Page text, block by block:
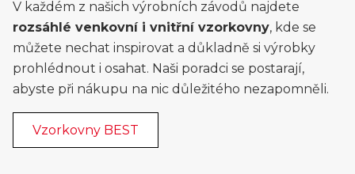
V každém z našich výrobních závodů najdete
rozsáhlé venkovní i vnitřní vzorkovny, kde se
můžete nechat inspirovat a důkladně si výrobky
prohlédnout i osahat. Naši poradci se postarají,
abyste při nákupu na nic důležitého nezapomněli.
Vzorkovny BEST